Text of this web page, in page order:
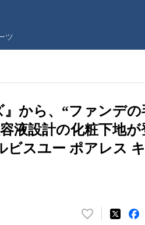
ツ
』から、“ファンデの
液設計の化粧下地
ビスユー ポアレス
い